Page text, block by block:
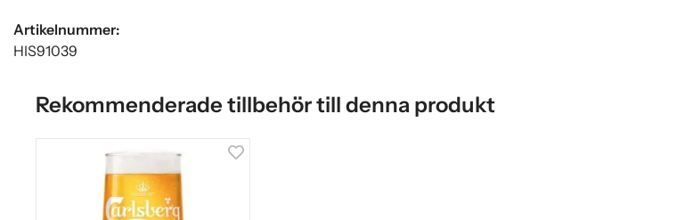
Artikelnummer:
HIS91039
Rekommenderade tillbehör till denna produkt